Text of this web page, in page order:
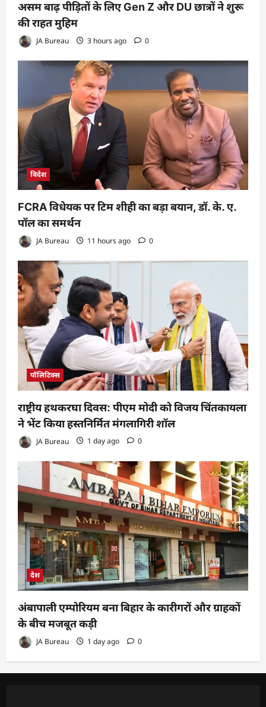
असम बाढ़ पीड़ितों के लिए Gen Z और DU छात्रों ने शुरू
की राहत मुहिम
JA Bureau 3 hours ago 0
विदेश
FCRA विधेयक पर टिम शीही का बड़ा बयान, डॉ. के. ए.
पॉल का समर्थन
JA Bureau 11 hours ago 0
पॉलिटिक्स
राष्ट्रीय हथकरघा दिवस: पीएम मोदी को विजय चिंतकायला
ने भेंट किया हस्तनिर्मित मंगलागिरी शॉल
JA Bureau 1 day ago 0
देश
अंबापाली एम्पोरियम बना बिहार के कारीगरों और ग्राहकों
के बीच मजबूत कड़ी
JA Bureau 1 day ago 0